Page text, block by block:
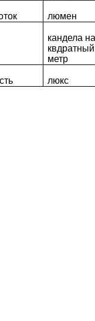
люмен
кандела
квдратный
метр
люкс